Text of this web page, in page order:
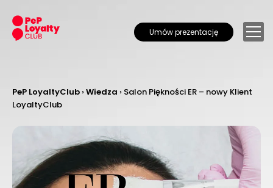
Umów prezentację
PeP LoyaltyClub › Wiedza › Salon Piękności ER – nowy Klient
LoyaltyClub